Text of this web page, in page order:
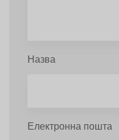
Назва
Електронна пошта